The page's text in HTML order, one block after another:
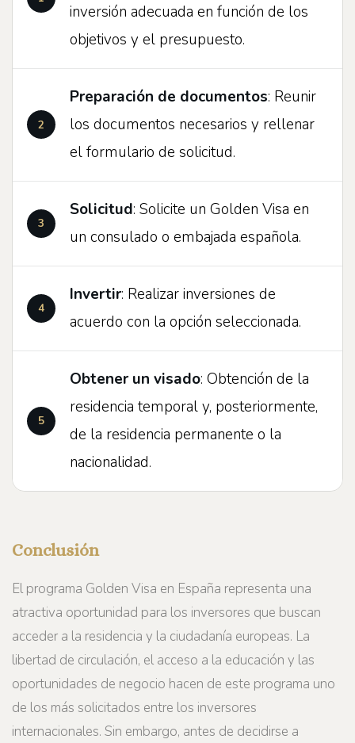
inversión adecuada en función de los
objetivos y el presupuesto.
Preparación de documentos: Reunir
los documentos necesarios y rellenar
el formulario de solicitud.
Solicitud: Solicite un Golden Visa en
un consulado o embajada española.
Invertir: Realizar inversiones de
acuerdo con la opción seleccionada.
Obtener un visado: Obtención de la
residencia temporal y, posteriormente,
de la residencia permanente o la
nacionalidad.
Conclusión
El programa Golden Visa en España representa una
atractiva oportunidad para los inversores que buscan
acceder a la residencia y la ciudadanía europeas. La
libertad de circulación, el acceso a la educación y las
oportunidades de negocio hacen de este programa uno
de los más solicitados entre los inversores
internacionales. Sin embargo, antes de decidirse a